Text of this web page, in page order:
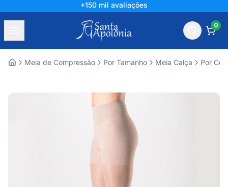
+150 mil avaliações
0
Meia de Compressão Por Tamanho Meia Calça Por